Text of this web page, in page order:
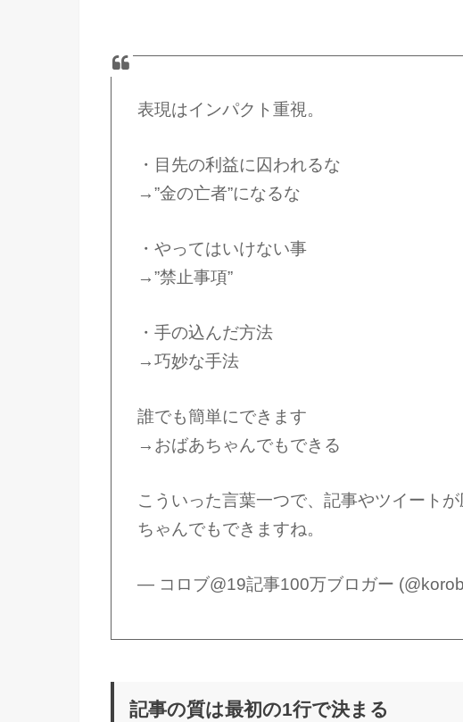
表現はインパクト重視。
・目先の利益に囚われるな
→”金の亡者”になるな
・やってはいけない事
→”禁止事項”
・手の込んだ方法
→巧妙な手法
誰でも簡単にできます
→おばあちゃんでもできる
こういった言葉一つで、記事やツイート
ちゃんでもできますね。
— コロブ@19記事100万ブロガー
記事の質は最初の1行で決まる